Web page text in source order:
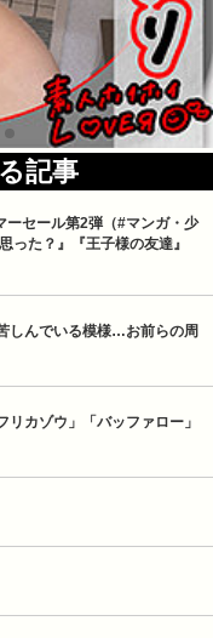
記事
ーセール第2弾（#マンガ・少
った？』『王子様の友達』
しんでいる模様…お前らの周
カゾウ」「バッファロー」